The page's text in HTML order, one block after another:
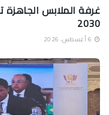
2030